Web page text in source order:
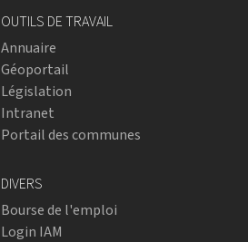
OUTILS DE TRAVAIL
Annuaire
Géoportail
Législation
Intranet
Portail des communes
DIVERS
Bourse de l'emploi
Login IAM